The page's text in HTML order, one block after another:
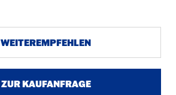
WEITEREMPFEHLEN
ZUR KAUFANFRAGE